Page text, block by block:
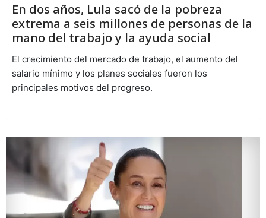
En dos años, Lula sacó de la pobreza
extrema a seis millones de personas de la
mano del trabajo y la ayuda social
El crecimiento del mercado de trabajo, el aumento del
salario mínimo y los planes sociales fueron los
principales motivos del progreso.